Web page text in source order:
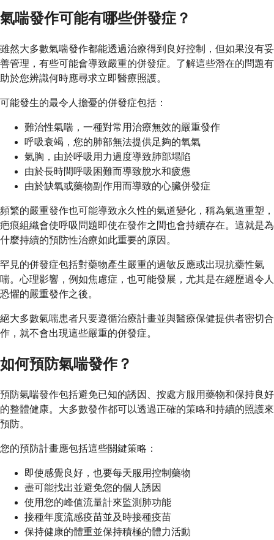
氣喘發作可能有哪些併發症？
雖然大多數氣喘發作都能透過治療得到良好控制，但如果沒有妥
善管理，有些可能會導致嚴重的併發症。了解這些潛在的問題有
助於您辨識何時應尋求立即醫療照護。
可能發生的最令人擔憂的併發症包括：
難治性氣喘，一種對常用治療無效的嚴重發作
呼吸衰竭，您的肺部無法提供足夠的氧氣
氣胸，由於呼吸用力過度導致肺部塌陷
由於長時間呼吸困難而導致脫水和疲憊
由於缺氧或藥物副作用而導致的心臟併發症
頻繁的嚴重發作也可能導致永久性的氣道變化，稱為氣道重塑，
疤痕組織會使呼吸問題即使在發作之間也會持續存在。這就是為
什麼持續的預防性治療如此重要的原因。
罕見的併發症包括對藥物產生嚴重的過敏反應或出現抗藥性氣
喘。心理影響，例如焦慮症，也可能發展，尤其是在經歷過令人
恐懼的嚴重發作之後。
絕大多數氣喘患者只要遵循治療計畫並與醫療保健提供者密切合
作，就不會出現這些嚴重的併發症。
如何預防氣喘發作？
預防氣喘發作包括避免已知的誘因、按處方服用藥物和保持良好
的整體健康。大多數發作都可以透過正確的策略和持續的照護來
預防。
您的預防計畫應包括這些關鍵策略：
即使感覺良好，也要每天服用控制藥物
盡可能找出並避免您的個人誘因
使用您的峰值流量計來監測肺功能
接種年度流感疫苗並及時接種疫苗
保持健康的體重並保持積極的體力活動